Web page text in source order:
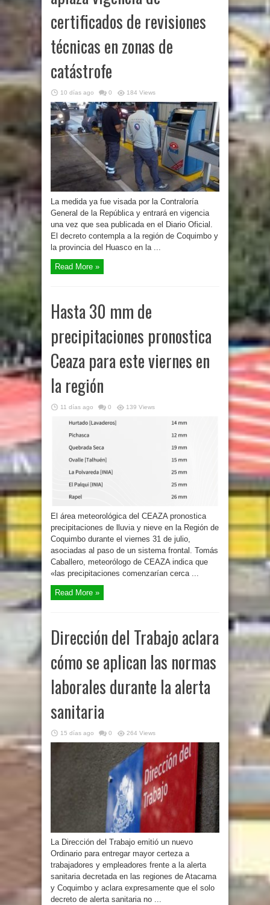
certificados de revisiones
técnicas en zonas de
catástrofe
10 días ago 0 184 Views
La medida ya fue visada por la Contraloría
General de la República y entrará en vigencia
una vez que sea publicada en el Diario Oficial.
El decreto contempla a la región de Coquimbo y
la provincia del Huasco en la ...
Read More »
Hasta 30 mm de
precipitaciones pronostica
Ceaza para este viernes en
la región
11 días ago 0 139 Views
El área meteorológica del CEAZA pronostica
precipitaciones de lluvia y nieve en la Región de
Coquimbo durante el viernes 31 de julio,
asociadas al paso de un sistema frontal. Tomás
Caballero, meteorólogo de CEAZA indica que
«las precipitaciones comenzarían cerca ...
Read More »
Dirección del Trabajo aclara
cómo se aplican las normas
laborales durante la alerta
sanitaria
15 días ago 0 264 Views
La Dirección del Trabajo emitió un nuevo
Ordinario para entregar mayor certeza a
trabajadores y empleadores frente a la alerta
sanitaria decretada en las regiones de Atacama
y Coquimbo y aclara expresamente que el solo
decreto de alerta sanitaria no ...